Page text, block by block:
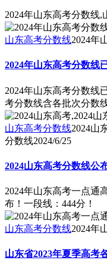
2024年山东高考分数线
山东高考分数线2024年
2024年山东高考分数线
2024年山东高考分数线
考分数线含各批次分数
山东高考分数线2024山
分数线2024/6/25
2024山东高考分数线公
2024年山东高考一点通
布！一段线：444分！
山东高考分数线2024年
山东省2023年夏季高考